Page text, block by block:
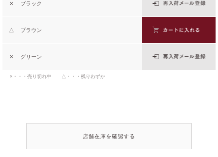
✕ ブラック
△ ブラウン
✕ グリーン
×・・・売り切れ中 △・・・残りわずか
店舗在庫を確認する